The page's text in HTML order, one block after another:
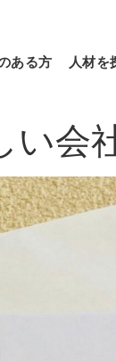
ある方 人材を
い会